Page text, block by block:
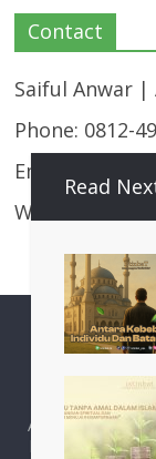
Contact
Saiful Anwar |
Phone: 0812-
Email:
Website:
Alamat: Kantor
box 22
Read